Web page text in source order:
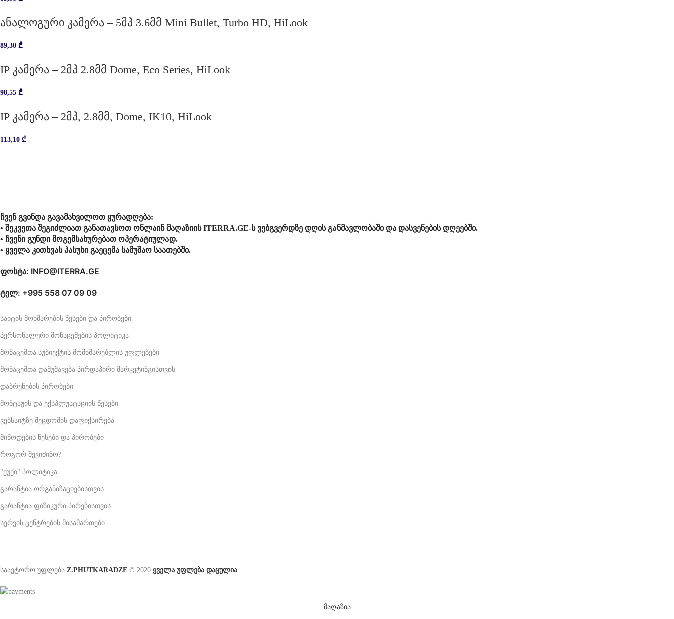
ანალოგური კამერა – 5მპ 3.6მმ Mini Bullet, Turbo HD, HiLook
89,30 ₾
IP კამერა – 2მპ 2.8მმ Dome, Eco Series, HiLook
98,55 ₾
IP კამერა – 2მპ, 2.8მმ, Dome, IK10, HiLook
113,10 ₾
ჩვენ გვინდა გავამახვილოთ ყურადღება:
• შეკვეთა შეგიძლიათ განათავსოთ ონლაინ მაღაზიის ITERRA.GE-ს ვებგვერდზე დღის განმავლობაში და დასვენების დღეებში.
• ჩვენი გუნდი მოგემსახურებათ ოპერატიულად.
• ყველა კითხვას პასუხი გაეცემა სამუშაო საათებში.
ფოსტა: INFO@ITERRA.GE
ტელ: +995 558 07 09 09
საიტის მოხმარების წესები და პირობები
პერსონალური მონაცემების პოლიტიკა
მონაცემთა სუბიექტის მომხმარებლის უფლებები
მონაცემთა დამუშავება პირდაპირი მარკეტინგისთვის
დაბრუნების პირობები
მონტაჟის და ექსპლუატაციის წესები
ვებსაიტზე შეცდომის დაფიქსირება
მიწოდების წესები და პირობები
როგორ შევიძინო?
"ქუქი" პოლიტიკა
გარანტია ორგანიზაციებისთვის
გარანტია ფიზიკური პირებისთვის
სერვის ცენტრების მისამართები
საავტორო უფლება Z.PHUTKARADZE © 2020 ყველა უფლება დაცულია
მაღაზია